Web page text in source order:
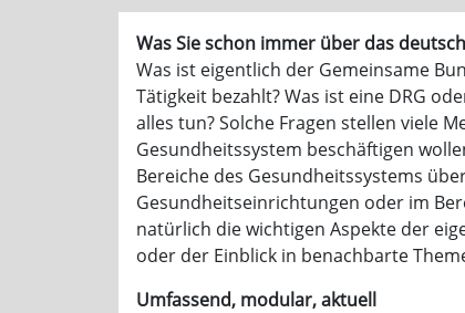
Was Sie schon immer über das
Was ist eigentlich der Gemeinsame
Tätigkeit bezahlt? Was ist eine DRG
alles tun? Solche Fragen stellen viele
Gesundheitssystem beschäftigen
Bereiche des Gesundheitssystems
Gesundheitseinrichtungen oder im
natürlich die wichtigen Aspekte der
oder der Einblick in benachbarte
Umfassend, modular, aktuell